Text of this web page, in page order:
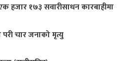
हजार १७३ सवारीसाधन कारबाहीमा
परी चार जनाको मृत्यु